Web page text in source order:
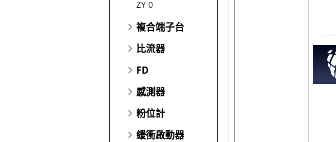
ZY 0
複合端子台
比流器
FD
感測器
粉位計
緩衝啟動器